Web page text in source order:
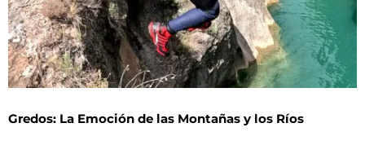
Gredos: La Emoción de las Montañas y los Ríos